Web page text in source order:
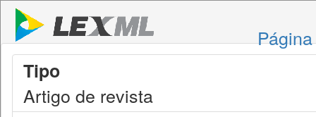
Tipo
Artigo de revista